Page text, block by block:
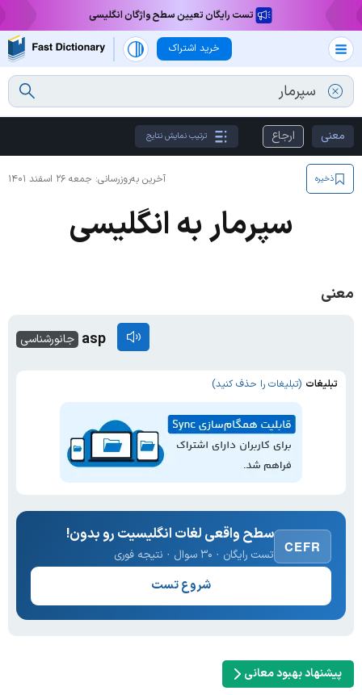
تست رایگان تعیین سطح واژگان انگلیسی
خرید اشتراک
معنی ارجاع ترتیب نمایش نتایج
آخرین به‌روزرسانی: جمعه ۲۶ اسفند ۱۴۰۱ ذخیره
سپرمار به انگلیسی
معنی
جانورشناسی asp
تبلیغات (تبلیغات را حذف کنید)
CEFR
سطح واقعی لغات انگلیسیت رو بدون!
تست رایگان · ۳۰ سوال · نتیجه فوری
شروع تست
پیشنهاد بهبود معانی